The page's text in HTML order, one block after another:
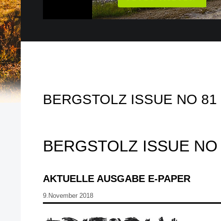
BERGSTOLZ ISSUE NO 81
BERGSTOLZ ISSUE
AKTUELLE AUSGABE E-PAPER
9.November 2018